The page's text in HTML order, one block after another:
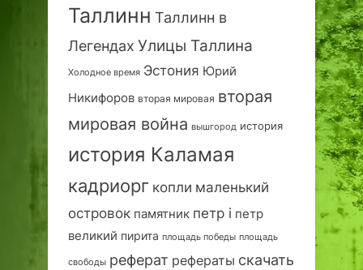
Таллинн Таллинн в
Легендах Улицы Таллина
Холодное время Эстония Юрий
Никифоров вторая мировая вторая
мировая война вышгород история
история Каламая
кадриорг копли маленький
островок памятник петр i петр
великий пирита площадь победы площадь
свободы реферат рефераты скачать